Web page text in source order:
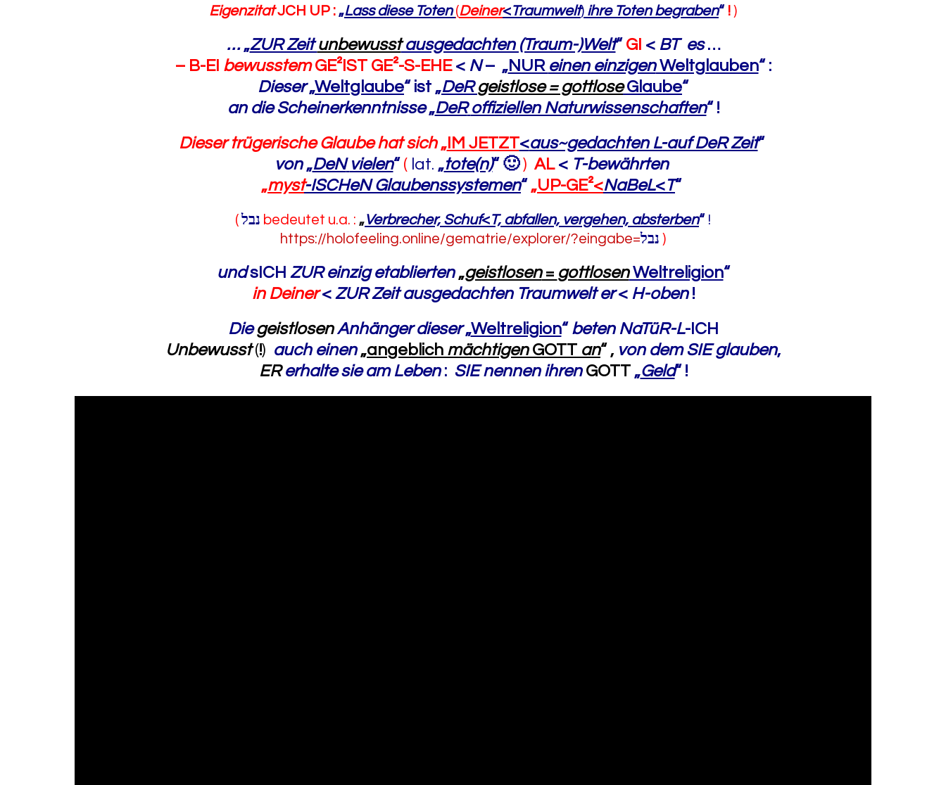
EigenzitatJCH UP : „Lass diese Toten(Deiner<Traumwelt) ihre Toten begraben“ ! )
… „ZUR Zeitunbewusstausgedachten (Traum-)Welt“ GI < BT es…
– B-EI bewusstemGE²IST GE²-S-EHE < N– „NUR einen einzigenWeltglauben“ :
Dieser„Weltglaube“ ist „DeRgeistlose = gottloseGlaube“
an die Scheinerkenntnisse„DeR offiziellen Naturwissenschaften“ !
Dieser trügerische Glaube hat sich „IM JETZT<aus~gedachten L-auf DeR Zeit“
von „DeN vielen“ ( lat. „tote(n)“ 🙂) AL < T-bewährten
„myst-ISCHeNGlaubenssystemen“ „UP-GE²<NaBeL<T“
(נבל bedeutet u.a. : „Verbrecher, Schuf<T, abfallen, vergehen, absterben“ !
https://holofeeling.online/gematrie/explorer/?eingabe=נבל )
undsICH ZUR einzig etablierten „geistlosen= gottlosenWeltreligion“
in Deiner< ZUR Zeit ausgedachten Traumwelt er< H-oben !
Diegeistlosen Anhänger dieser„Weltreligion“ beten NaTüR-L-ICH
Unbewusst(!) auch einen „angeblich mächtigenGOTT an“ , von dem SIE glauben,
ER erhalte sie am Leben : SIE nennen ihren GOTT „Geld“ !